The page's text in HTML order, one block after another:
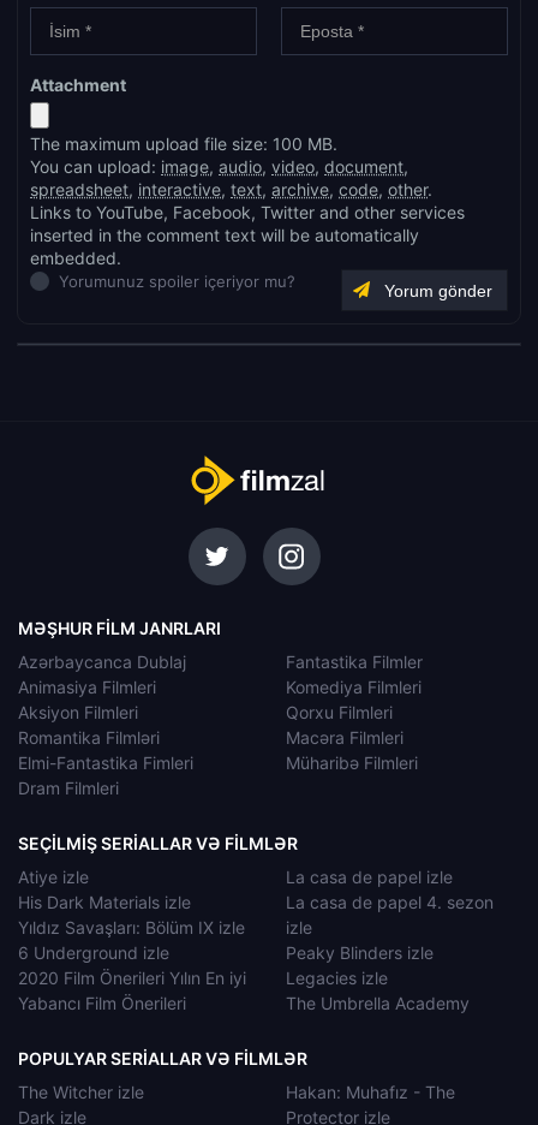
Attachment
The maximum upload file size: 100 MB.
You can upload: image, audio, video, document,
spreadsheet, interactive, text, archive, code, other.
Links to YouTube, Facebook, Twitter and other services
inserted in the comment text will be automatically
embedded.
Yorumunuz spoiler içeriyor mu?
MƏŞHUR FILM JANRLARI
Azərbaycanca Dublaj
Animasiya Filmleri
Aksiyon Filmleri
Romantika Filmləri
Elmi-Fantastika Fimleri
Dram Filmleri
Fantastika Filmler
Komediya Filmleri
Qorxu Filmleri
Macəra Filmleri
Müharibə Filmleri
SEÇILMIŞ SERIALLAR VƏ FILMLƏR
Atiye izle
His Dark Materials izle
Yıldız Savaşları: Bölüm IX izle
6 Underground izle
2020 Film Önerileri Yılın En iyi
Yabancı Film Önerileri
La casa de papel izle
La casa de papel 4. sezon
izle
Peaky Blinders izle
Legacies izle
The Umbrella Academy
POPULYAR SERIALLAR VƏ FILMLƏR
The Witcher izle
Dark izle
Hakan: Muhafız - The
Protector izle